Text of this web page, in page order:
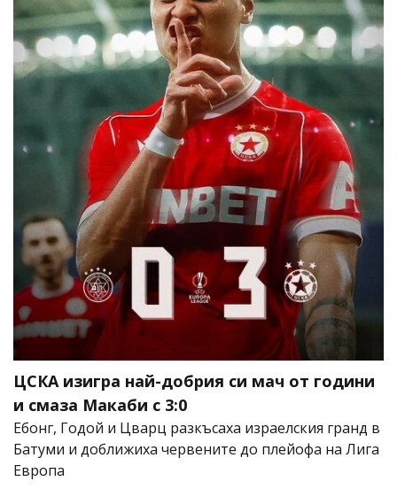
ЦСКА изигра най-добрия си мач от години
и смаза Макаби с 3:0
Ебонг, Годой и Цварц разкъсаха израелския гранд в
Батуми и доближиха червените до плейофа на Лига
Европа